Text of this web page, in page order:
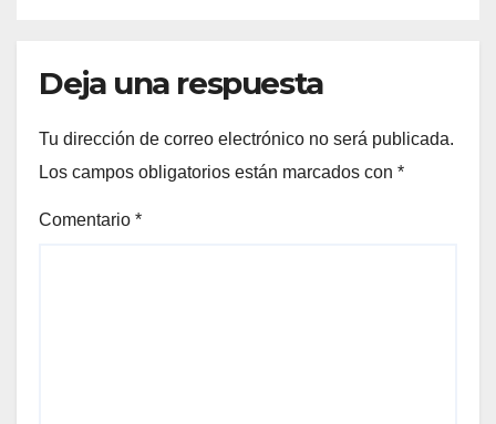
Deja una respuesta
Tu dirección de correo electrónico no será publicada.
Los campos obligatorios están marcados con *
Comentario *